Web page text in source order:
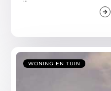
WONING EN TUIN